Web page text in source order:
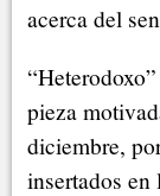
acerca del
pieza
diciembre,
insertados